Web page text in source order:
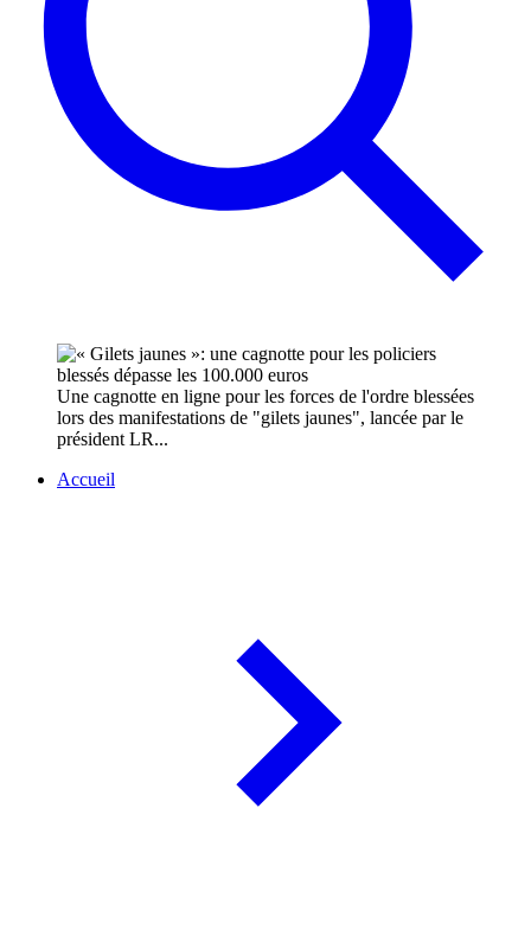
Une cagnotte en ligne pour les forces de l'ordre blessées
lors des manifestations de "gilets jaunes", lancée par le
président LR...
Accueil